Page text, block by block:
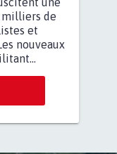
milliers de
et
nouveaux